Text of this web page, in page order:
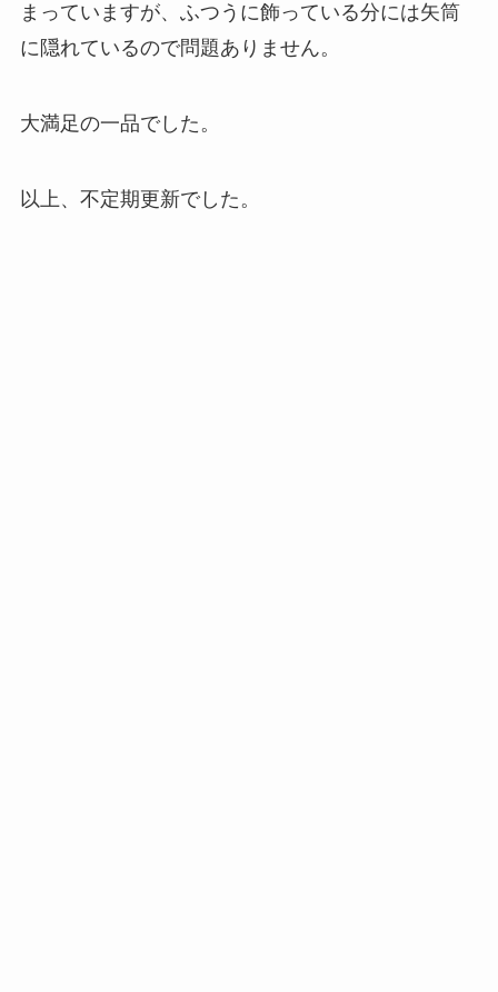
まっていますが、ふつうに飾っている分には矢筒
に隠れているので問題ありません。
大満足の一品でした。
以上、不定期更新でした。